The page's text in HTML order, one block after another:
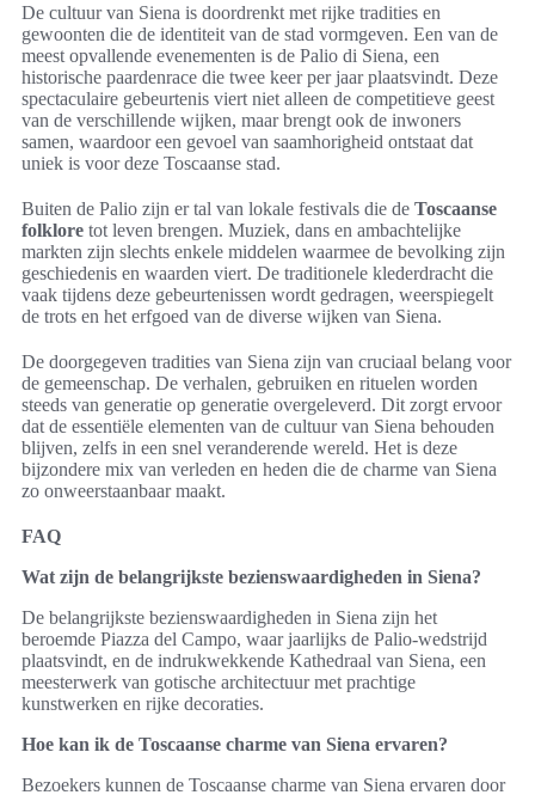
De cultuur van Siena is doordrenkt met rijke tradities en
gewoonten die de identiteit van de stad vormgeven. Een van de
meest opvallende evenementen is de Palio di Siena, een
historische paardenrace die twee keer per jaar plaatsvindt. Deze
spectaculaire gebeurtenis viert niet alleen de competitieve geest
van de verschillende wijken, maar brengt ook de inwoners
samen, waardoor een gevoel van saamhorigheid ontstaat dat
uniek is voor deze Toscaanse stad.
Buiten de Palio zijn er tal van lokale festivals die de Toscaanse
folklore tot leven brengen. Muziek, dans en ambachtelijke
markten zijn slechts enkele middelen waarmee de bevolking zijn
geschiedenis en waarden viert. De traditionele klederdracht die
vaak tijdens deze gebeurtenissen wordt gedragen, weerspiegelt
de trots en het erfgoed van de diverse wijken van Siena.
De doorgegeven tradities van Siena zijn van cruciaal belang voor
de gemeenschap. De verhalen, gebruiken en rituelen worden
steeds van generatie op generatie overgeleverd. Dit zorgt ervoor
dat de essentiële elementen van de cultuur van Siena behouden
blijven, zelfs in een snel veranderende wereld. Het is deze
bijzondere mix van verleden en heden die de charme van Siena
zo onweerstaanbaar maakt.
FAQ
Wat zijn de belangrijkste bezienswaardigheden in Siena?
De belangrijkste bezienswaardigheden in Siena zijn het
beroemde Piazza del Campo, waar jaarlijks de Palio-wedstrijd
plaatsvindt, en de indrukwekkende Kathedraal van Siena, een
meesterwerk van gotische architectuur met prachtige
kunstwerken en rijke decoraties.
Hoe kan ik de Toscaanse charme van Siena ervaren?
Bezoekers kunnen de Toscaanse charme van Siena ervaren door